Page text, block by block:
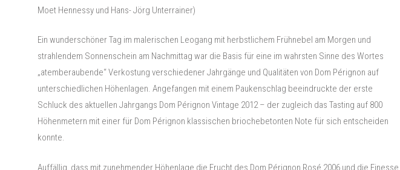
Moet Hennessy und Hans- Jörg Unterrainer)
Ein wunderschöner Tag im malerischen Leogang mit herbstlichem Frühnebel am Morgen und
strahlendem Sonnenschein am Nachmittag war die Basis für eine im wahrsten Sinne des Wortes
„atemberaubende“ Verkostung verschiedener Jahrgänge und Qualitäten von Dom Pérignon auf
unterschiedlichen Höhenlagen. Angefangen mit einem Paukenschlag beeindruckte der erste
Schluck des aktuellen Jahrgangs Dom Pérignon Vintage 2012 – der zugleich das Tasting auf 800
Höhenmetern mit einer für Dom Pérignon klassischen briochebetonten Note für sich entscheiden
konnte.
Auffällig, dass mit zunehmender Höhenlage die Frucht des Dom Pérignon Rosé 2006 und die Finesse